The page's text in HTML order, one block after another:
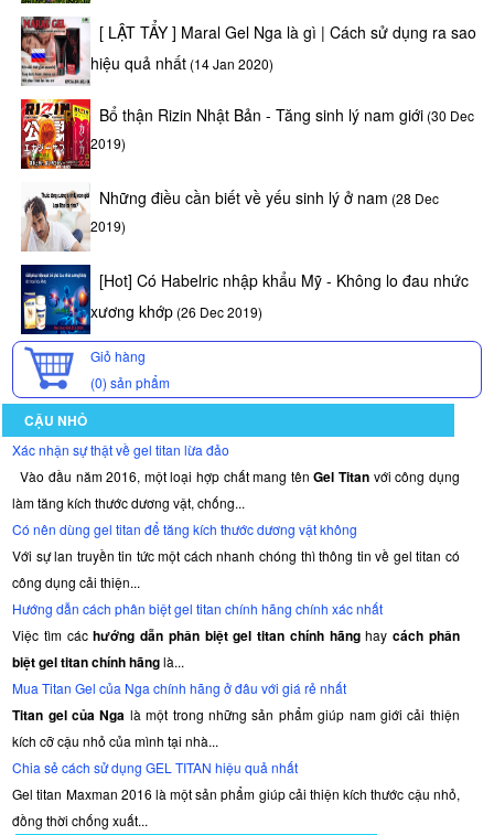
[ LẬT TẨY ] Maral Gel Nga là gì | Cách sử dụng ra sao
hiệu quả nhất (14 Jan 2020)
Bổ thận Rizin Nhật Bản - Tăng sinh lý nam giới (30 Dec
2019)
Những điều cần biết về yếu sinh lý ở nam (28 Dec
2019)
[Hot] Có Habelric nhập khẩu Mỹ - Không lo đau nhức
xương khớp (26 Dec 2019)
Giỏ hàng
(0) sản phẩm
CẬU NHỎ
Xác nhận sự thật về gel titan lừa đảo
Vào đầu năm 2016, một loại hợp chất mang tênGel Titanvới công dụng
làm tăng kích thước dương vật, chống...
Có nên dùng gel titan để tăng kích thước dương vật không
Với sự lan truyền tin tức một cách nhanh chóng thì thông tin về gel titan có
công dụng cải thiện...
Hướng dẫn cách phân biệt gel titan chính hãng chính xác nhất
Việc tìm cáchướng dẫn phân biệt gel titan chính hãnghay cách phân
biệt gel titan chính hãnglà...
Mua Titan Gel của Nga chính hãng ở đâu với giá rẻ nhất
Titan gel của Nga là một trong những sản phẩm giúp nam giới cải thiện
kích cỡ cậu nhỏ của mình tại nhà...
Chia sẻ cách sử dụng GEL TITAN hiệu quả nhất
Gel titan Maxman 2016 là một sản phẩm giúp cải thiện kích thước cậu nhỏ,
đồng thời chống xuất...